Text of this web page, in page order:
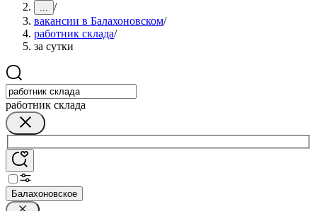
... /
вакансии в Балахоновском/
работник склада/
за сутки
работник склада
Балахоновское